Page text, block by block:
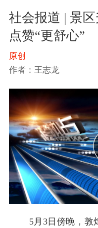
社会报道 | 景区
点赞“更舒心”
原创
作者：王志龙
5月3日傍晚，敦